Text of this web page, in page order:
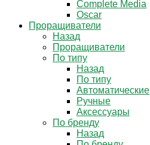
Complete Media
Oscar
Проращиватели
Назад
Проращиватели
По типу
Назад
По типу
Автоматические
Ручные
Аксессуары
По бренду
Назад